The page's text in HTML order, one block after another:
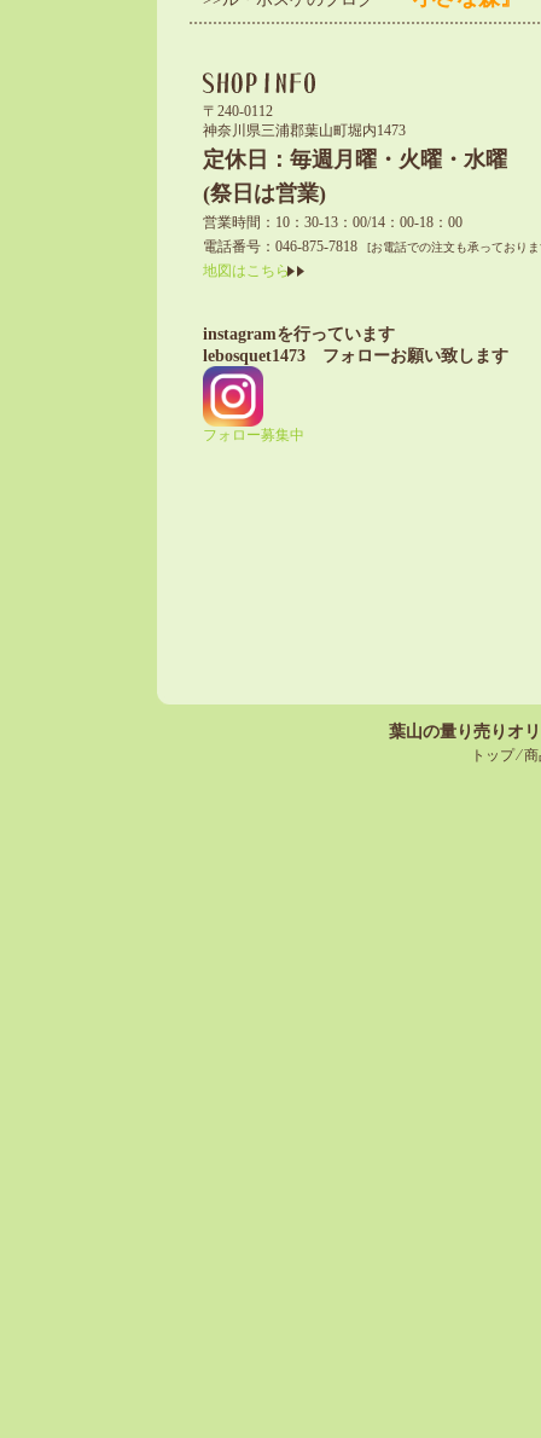
〒240-0112
神奈川県三浦郡葉山町堀内1473
定休日：毎週月曜・火曜・水曜
(祭日は営業)
営業時間：10：30-13：00/14：00-18：00
電話番号：046-875-7818
[お電話での注文も承っており
地図はこちら
instagramを行っています
lebosquet1473 フォローお願い致します
フォロー募集中
葉山の量り売りオ
トップ⁄